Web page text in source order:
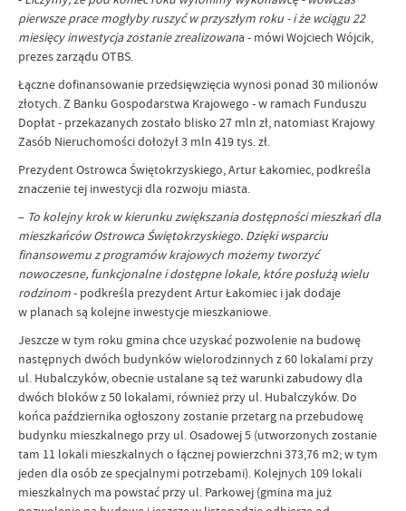
pierwsze prace mogłyby ruszyć w przyszłym roku - i że wciągu 22
miesięcy inwestycja zostanie zrealizowana - mówi Wojciech Wójcik,
prezes zarządu OTBS.
Łączne dofinansowanie przedsięwzięcia wynosi ponad 30 milionów
złotych. Z Banku Gospodarstwa Krajowego - w ramach Funduszu
Dopłat - przekazanych zostało blisko 27 mln zł, natomiast Krajowy
Zasób Nieruchomości dołożył 3 mln 419 tys. zł.
Prezydent Ostrowca Świętokrzyskiego, Artur Łakomiec, podkreśla
znaczenie tej inwestycji dla rozwoju miasta.
– To kolejny krok w kierunku zwiększania dostępności mieszkań dla
mieszkańców Ostrowca Świętokrzyskiego. Dzięki wsparciu
finansowemu z programów krajowych możemy tworzyć
nowoczesne, funkcjonalne i dostępne lokale, które posłużą wielu
rodzinom- podkreśla prezydent Artur Łakomiec i jak dodaje
w planach są kolejne inwestycje mieszkaniowe.
Jeszcze w tym roku gmina chce uzyskać pozwolenie na budowę
następnych dwóch budynków wielorodzinnych z 60 lokalami przy
ul. Hubalczyków, obecnie ustalane są też warunki zabudowy dla
dwóch bloków z 50 lokalami, również przy ul. Hubalczyków. Do
końca października ogłoszony zostanie przetarg na przebudowę
budynku mieszkalnego przy ul. Osadowej 5 (utworzonych zostanie
tam 11 lokali mieszkalnych o łącznej powierzchni 373,76 m2; w tym
jeden dla osób ze specjalnymi potrzebami). Kolejnych 109 lokali
mieszkalnych ma powstać przy ul. Parkowej (gmina ma już